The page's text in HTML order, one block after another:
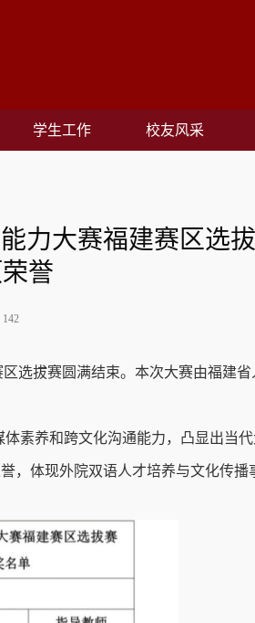
学生工作 校友风采
力大赛福建赛区选
誉
142
选拔赛圆满结束。本次大赛由福建
素养和跨文化沟通能力，凸显出当
， 体现外院双语人才培养与文化传播